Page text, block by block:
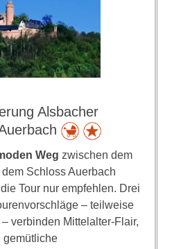
Alsbacher
Weg zwischen dem
Schloss Auerbach
Tour nur empfehlen. Drei
– teilweise
– verbinden Mittelalter-Flair,
gemütliche